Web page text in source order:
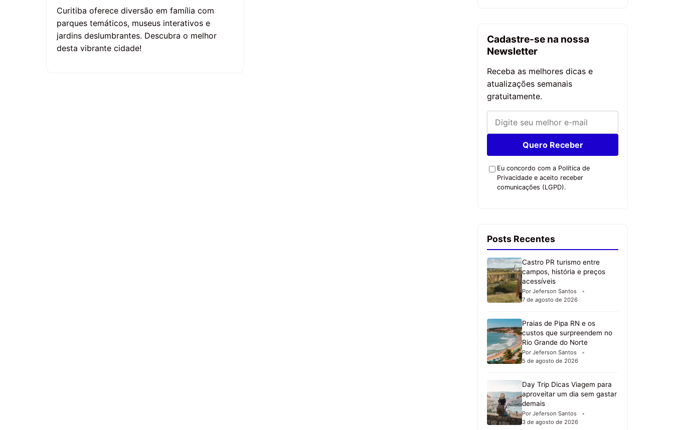
Curitiba oferece diversão em família com
parques temáticos, museus interativos e
jardins deslumbrantes. Descubra o melhor
desta vibrante cidade!
Cadastre-se na nossa
Newsletter
Receba as melhores dicas e
atualizações semanais
gratuitamente.
Quero Receber
Eu concordo com a Política de
Privacidade e aceito receber
comunicações (LGPD).
Posts Recentes
Castro PR turismo entre
campos, história e preços
acessíveis
Por Jeferson Santos
7 de agosto de 2026
Praias de Pipa RN e os
custos que surpreendem no
Rio Grande do Norte
Por Jeferson Santos
5 de agosto de 2026
Day Trip Dicas Viagem para
aproveitar um dia sem gastar
demais
Por Jeferson Santos
3 de agosto de 2026